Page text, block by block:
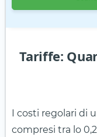
Tariffe:
I costi regolari di
compresi tra lo